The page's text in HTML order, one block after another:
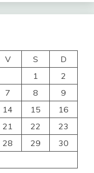
V S
D
1
2
7 8
9
14 15
16
21 22
23
28 29
30